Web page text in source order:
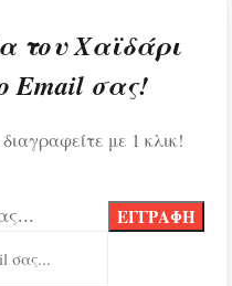
του Χαϊδάρι
Email σας!
με 1 κλικ!